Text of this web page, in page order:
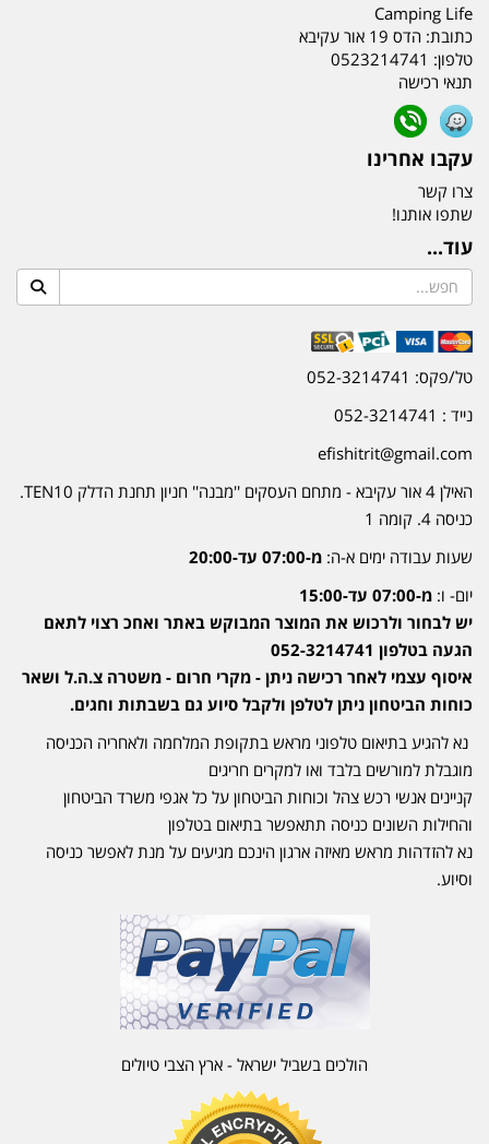
Camping Life
כתובת: הדס 19 אור עקיבא
טלפון: 0523214741
תנאי רכישה
עקבו אחרינו
צרו קשר
שתפו אותנו!
עוד...
טל/פקס: 052-3214741
נייד : 052-3214741
efishitrit@gmail.com
האילן 4 אור עקיבא - מתחם העסקים ''מבנה'' חניון תחנת הדלק TEN10.
כניסה 4. קומה 1
שעות עבודה ימים א-ה: מ-07:00 עד-20:00
יום- ו: מ-07:00 עד-15:00
יש לבחור ולרכוש את המוצר המבוקש באתר ואחכ רצוי לתאם
הגעה בטלפון 052-3214741
איסוף עצמי לאחר רכישה ניתן - מקרי חרום - משטרה צ.ה.ל ושאר
כוחות הביטחון ניתן לטלפן ולקבל סיוע גם בשבתות וחגים.
נא להגיע בתיאום טלפוני מראש בתקופת המלחמה ולאחריה הכניסה
מוגבלת למורשים בלבד ואו למקרים חריגים
קניינים אנשי רכש צהל וכוחות הביטחון על כל אגפי משרד הביטחון
והחילות השונים כניסה תתאפשר בתיאום בטלפון
נא להזדהות מראש מאיזה ארגון הינכם מגיעים על מנת לאפשר כניסה
וסיוע.
הולכים בשביל ישראל - ארץ הצבי טיולים